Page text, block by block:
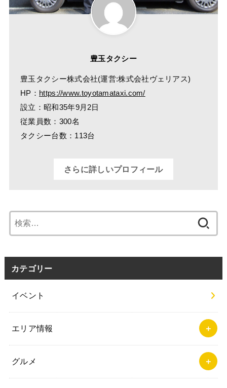
豊玉タクシー
豊玉タクシー株式会社(運営:株式会社ヴェリアス)
HP： https://www.toyotamataxi.com/
設立：昭和35年9月2日
従業員数：300名
タクシー台数：113台
さらに詳しいプロフィール
索:
カテゴリー
イベント
エリア情報
グルメ